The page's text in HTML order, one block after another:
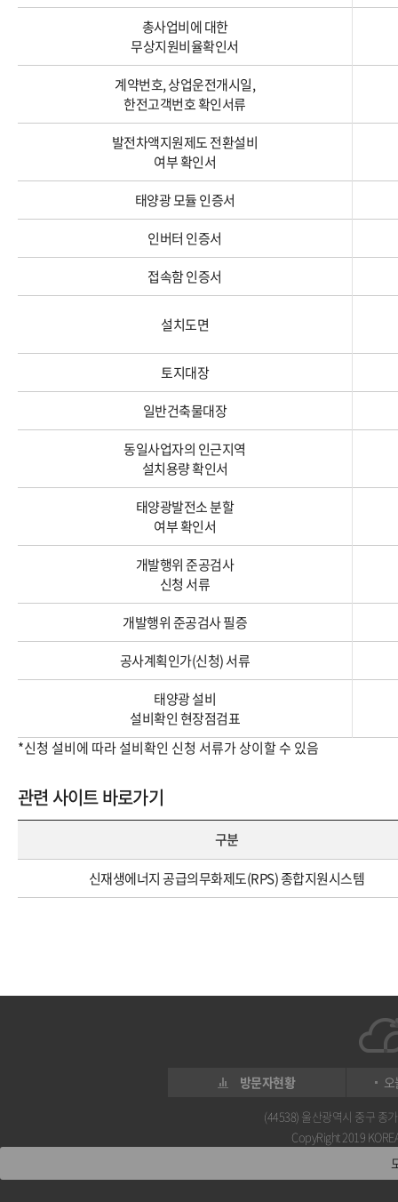
총사업비에 대한
무상지원비율확인서
계약번호, 상업운전개시일,
한전고객번호 확인서류
발전차액지원제도 전환설비
여부 확인서
태양광 모듈 인증서
인버터 인증서
접속함 인증서
설치도면
토지대장
일반건축물대장
동일사업자의 인근지역
설치용량 확인서
태양광발전소 분할
여부 확인서
개발행위 준공검사
신청 서류
개발행위 준공검사 필증
공사계획인가(신청) 서류
태양광 설비
설비확인 현장점검표
*신청 설비에 따라 설비확인 신청 서류가 상이할 수 있음
관련 사이트 바로가기
구분
신재생에너지 공급의무화제도(RPS) 종합지원시스템
방문자현황
(44538) 울산광역시 중구 종
CopyRight 2019